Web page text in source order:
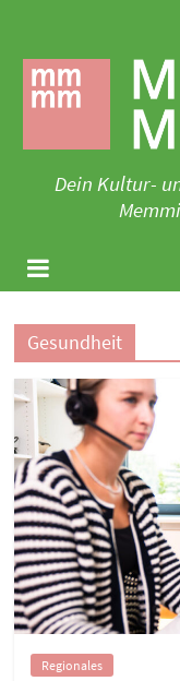
springen
Dein Kultur-
Gesundheit
Regionales